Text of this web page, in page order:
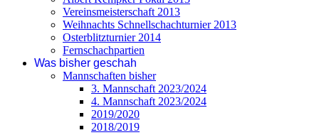
Vereinsmeisterschaft 2013
Weihnachts Schnellschachturnier 2013
Osterblitzturnier 2014
Fernschachpartien
Was bisher geschah
Mannschaften bisher
3. Mannschaft 2023/2024
4. Mannschaft 2023/2024
2019/2020
2018/2019